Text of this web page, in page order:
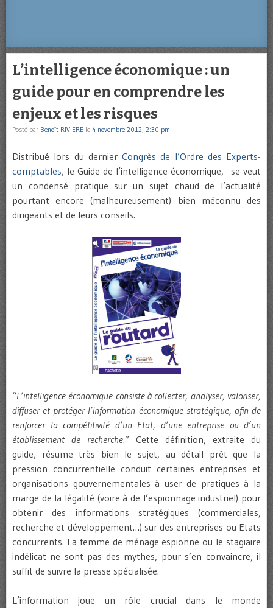
L’intelligence économique : un
guide pour en comprendre les
enjeux et les risques
Posté par Benoît RIVIERE le 4 novembre 2012, 2:30 pm
Distribué lors du dernier Congrès de l’Ordre des Experts-
comptables, le Guide de l’intelligence économique, se veut
un condensé pratique sur un sujet chaud de l’actualité
pourtant encore (malheureusement) bien méconnu des
dirigeants et de leurs conseils.
“L’intelligence économique consiste à collecter, analyser, valoriser,
diffuser et protéger l’information économique stratégique, afin de
renforcer la compétitivité d’un Etat, d’une entreprise ou d’un
établissement de recherche.” Cette définition, extraite du
guide, résume très bien le sujet, au détail prêt que la
pression concurrentielle conduit certaines entreprises et
organisations gouvernementales à user de pratiques à la
marge de la légalité (voire à de l’espionnage industriel) pour
obtenir des informations stratégiques (commerciales,
recherche et développement…) sur des entreprises ou Etats
concurrents. La femme de ménage espionne ou le stagiaire
indélicat ne sont pas des mythes, pour s’en convaincre, il
suffit de suivre la presse spécialisée.
L’information joue un rôle crucial dans le monde